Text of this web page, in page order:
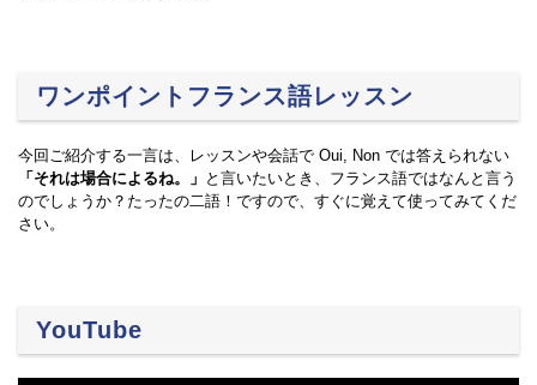
ワンポイントフランス語レッスン
今回ご紹介する一言は、レッスンや会話で Oui, Non では答えられない
「それは場合によるね。」 と言いたいとき、フランス語ではなんと言う
のでしょうか？たったの二語！ですので、すぐに覚えて使ってみてくだ
さい。
YouTube